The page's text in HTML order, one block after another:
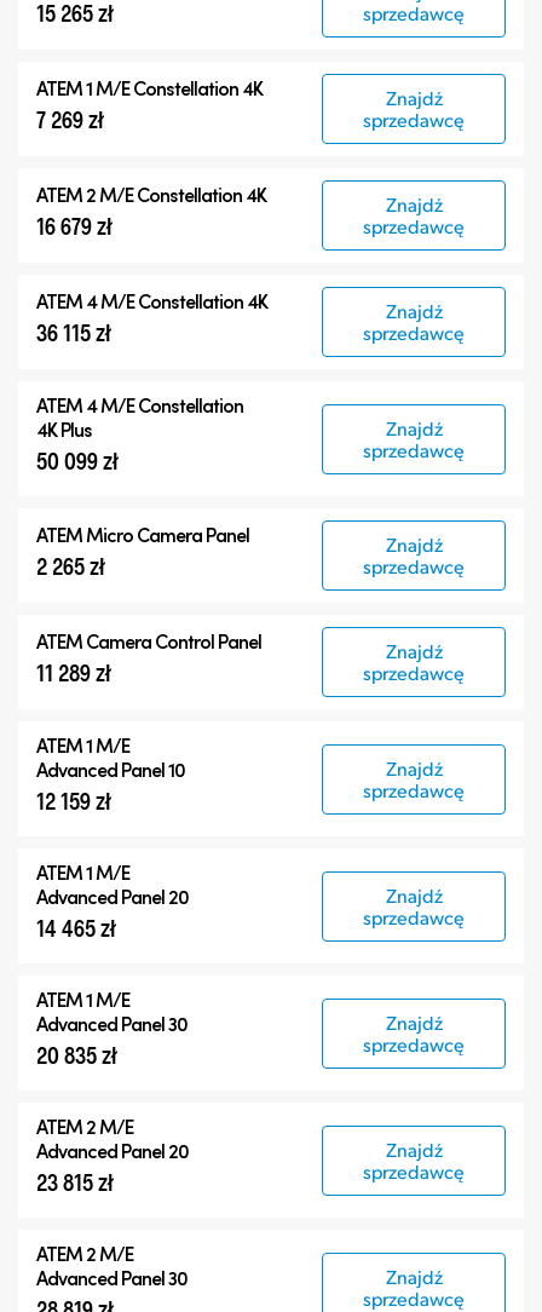
15 265 zł
sprzedawcę
ATEM 1 M/E Constellation 4K
7 269 zł
Znajdź
sprzedawcę
ATEM 2 M/E Constellation 4K
16 679 zł
Znajdź
sprzedawcę
ATEM 4 M/E Constellation 4K
36 115 zł
Znajdź
sprzedawcę
ATEM4 M/E Constellation
4K Plus
50 099 zł
Znajdź
sprzedawcę
ATEM Micro Camera Panel
2 265 zł
Znajdź
sprzedawcę
ATEM Camera Control Panel
11 289 zł
Znajdź
sprzedawcę
ATEM 1 M/E
Advanced Panel 10
12 159 zł
Znajdź
sprzedawcę
ATEM 1 M/E
Advanced Panel 20
14 465 zł
Znajdź
sprzedawcę
ATEM 1 M/E
Advanced Panel 30
20 835 zł
Znajdź
sprzedawcę
ATEM 2 M/E
Advanced Panel 20
23 815 zł
Znajdź
sprzedawcę
ATEM 2 M/E
Advanced Panel 30
Znajdź
sprzedawcę